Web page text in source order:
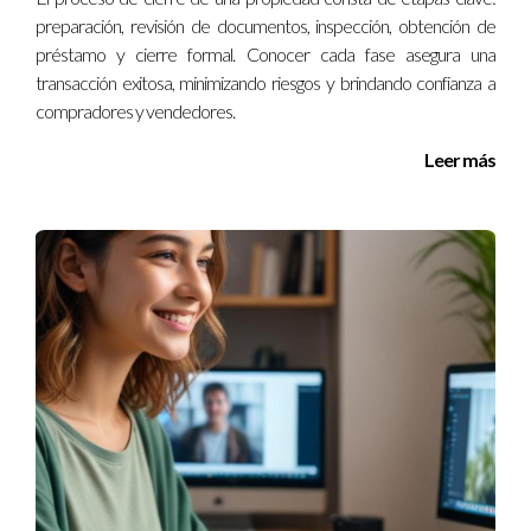
Asociaciones Profesionales:
Organizaciones como la
Asociación Nacional de Realtors ofrecen directorios de
coaches certificados.
Boca a boca:Pregunta a amigos o colegas en el sector;
las recomendaciones personales son muy valiosas.
dedicados a conectar coaches con clientes potenciales.
Casos prácticos
Para ilustrar cómo un buen coach puede hacer la diferencia,
aquí te presentamos tres casos prácticos.
Caso 1: María, la inversora novata
María siempre había soñado con invertir en bienes raíces
pero no sabía por dónde empezar. Después de investigar,
decidió contratar a Ignacio Valenzuela como su coach. Ignacio
le ayudó a establecer metas realistas y le enseñó sobre
preparación, revisión de documentos, inspección, obtención de
préstamo y cierre formal. Conocer cada fase asegura una
transacción exitosa, minimizando riesgos y brindando confianza a
compradores y vendedores.
Leer más